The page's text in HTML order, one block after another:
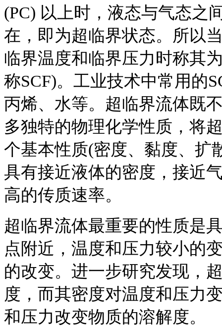
(PC) 以上时，液态与气态之
在，即为超临界状态。所以
临界温度和临界压力时称其
称SCF)。工业技术中常用的
丙烯、水等。超临界流体既
多独特的物理化学性质，将
个基本性质(密度、黏度、扩
具有接近液体的密度，接近
高的传质速率。
超临界流体最重要的性质是
点附近，温度和压力较小的
的改变。进一步研究发现，
度，而其密度对温度和压力
和压力改变物质的溶解度。